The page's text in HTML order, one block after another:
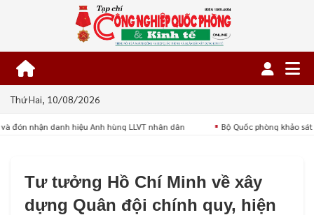
Thứ Hai, 10/08/2026
đón nhận danh hiệu Anh hùng LLVT nhân dân ■ Bộ Quốc phòng khảo
Tư tưởng Hồ Chí Minh về xây
dựng Quân đội chính quy, hiện